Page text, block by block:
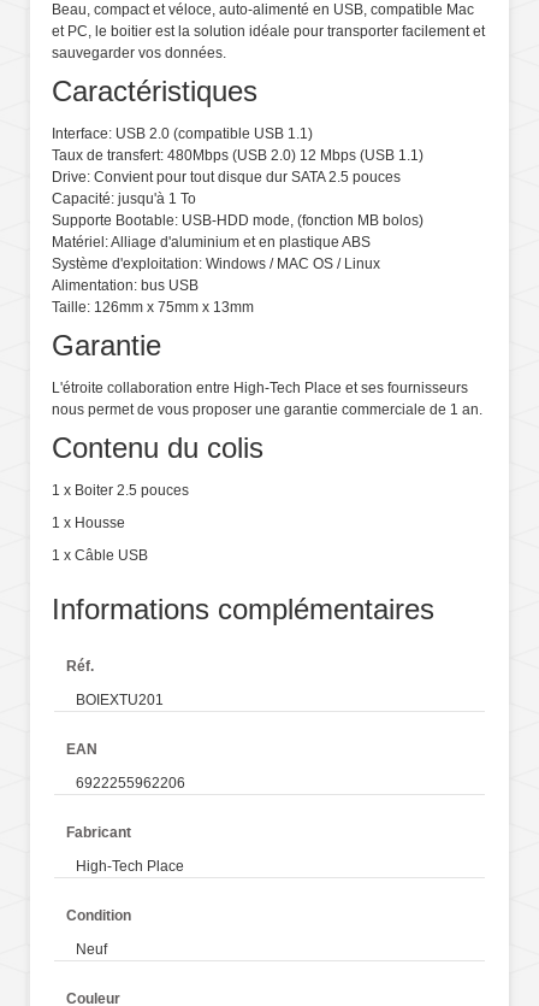
Beau, compact et véloce, auto-alimenté en USB, compatible Mac
et PC, le boitier est la solution idéale pour transporter facilement et
sauvegarder vos données.
Caractéristiques
Interface: USB 2.0 (compatible USB 1.1)
Taux de transfert: 480Mbps (USB 2.0) 12 Mbps (USB 1.1)
Drive: Convient pour tout disque dur SATA 2.5 pouces
Capacité: jusqu'à 1 To
Supporte Bootable: USB-HDD mode, (fonction MB bolos)
Matériel: Alliage d'aluminium et en plastique ABS
Système d'exploitation: Windows / MAC OS / Linux
Alimentation: bus USB
Taille: 126mm x 75mm x 13mm
Garantie
L'étroite collaboration entre High-Tech Place et ses fournisseurs
nous permet de vous proposer une garantie commerciale de 1 an.
Contenu du colis
1 x Boiter 2.5 pouces
1 x Housse
1 x Câble USB
Informations complémentaires
Réf.
BOIEXTU201
EAN
6922255962206
Fabricant
High-Tech Place
Condition
Neuf
Couleur